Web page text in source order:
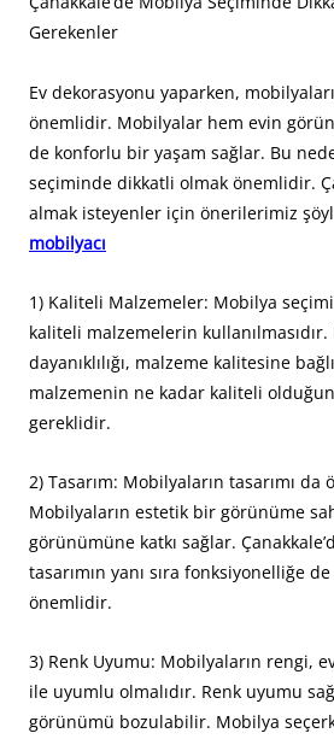
Gerekenler
Ev dekorasyonu yaparken,
önemlidir. Mobilyalar hem evin
de konforlu bir yaşam sağlar. Bu
seçiminde dikkatli olmak önemlidir.
almak isteyenler için önerilerimiz
mobilyacı
1) Kaliteli Malzemeler: Mobilya
kaliteli malzemelerin kullanılmasıdır.
dayanıklılığı, malzeme kalitesine
malzemenin ne kadar kaliteli
gereklidir.
2) Tasarım: Mobilyaların tasarımı da
Mobilyaların estetik bir görünüme
görünümüne katkı sağlar.
tasarımın yanı sıra fonksiyonelliğe
önemlidir.
3) Renk Uyumu: Mobilyaların rengi,
ile uyumlu olmalıdır. Renk uyumu
görünümü bozulabilir. Mobilya